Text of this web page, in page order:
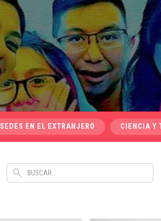
SEDES EN EL EXTRANJERO CIENCIA Y